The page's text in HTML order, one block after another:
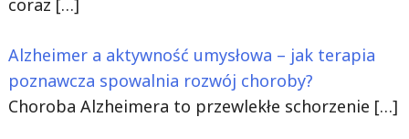
coraz […]
Alzheimer a aktywność umysłowa – jak terapia
poznawcza spowalnia rozwój choroby?
Choroba Alzheimera to przewlekłe schorzenie […]